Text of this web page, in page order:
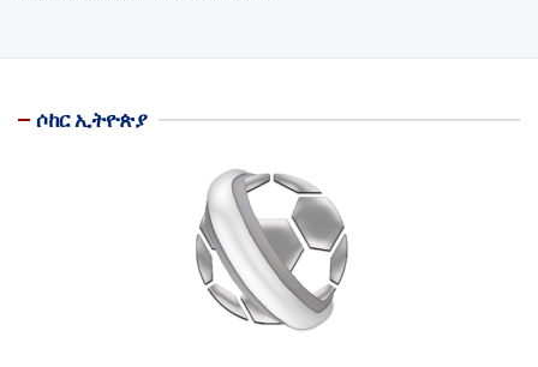
ሶከር ኢትዮጵያ